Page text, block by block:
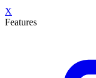
X
Features